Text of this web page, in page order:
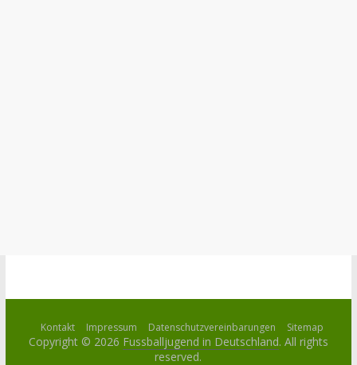
Kontakt Impressum Datenschutzvereinbarungen Sitemap
Copyright © 2026 Fussballjugend in Deutschland. All rights
reserved.